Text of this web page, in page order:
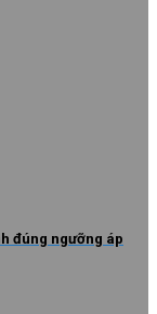
đúng ngưỡng áp